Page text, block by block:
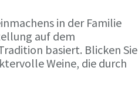
in der Familie
auf dem
basiert. Blicken Sie
Weine, die durch